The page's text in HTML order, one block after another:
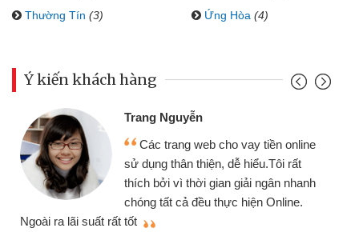
Thường Tín (3) Ứng Hòa (4)
Ý kiến khách hàng
tiền online
rất
ngân nhanh
Online.
Mình cần tiền gấp nên
chiếc xe wave nhưng thật
gói vay tiền bằng CMND
cần gặp mặt nên rất tiện lợi,
thiệu cho bạn bè biết